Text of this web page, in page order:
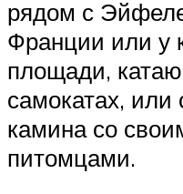
рядом с
Франции или у
площади,
самокатах,
камина со
питомцами.